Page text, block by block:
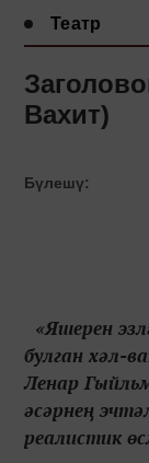
Театр
Вахит)
Бүлешү:
«Яшерен
булган хәл-
Ленар
әсәрнең
реалистик